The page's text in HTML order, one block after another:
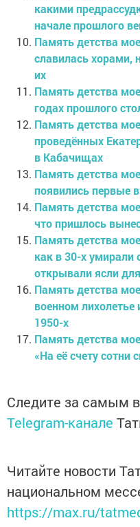
какими
начале прошлого
Память детства
славилась хорами,
их
Память детства
годах прошлого
Память детства
проведённых
в Кабачищах
Память детства
появились первые
Память детства
что пришлось
Память детства
как в 30-х умирали
открывали ясли
Память детства
военном лихолетье
1950-х
Память детства
«На её счету сотни
Следите за самым
Telegram-канале
Читайте новости
национальном
https://max.ru/